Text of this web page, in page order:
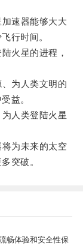
速器能够大大
行时间。
火星的进程，
为人类文明的
益。
人类登陆火星
为未来的太空
突破。
畅体验和安全性保